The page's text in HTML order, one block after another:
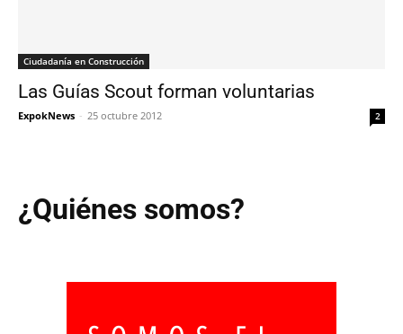
Ciudadanía en Construcción
Las Guías Scout forman voluntarias
ExpokNews - 25 octubre 2012 2
¿Quiénes somos?